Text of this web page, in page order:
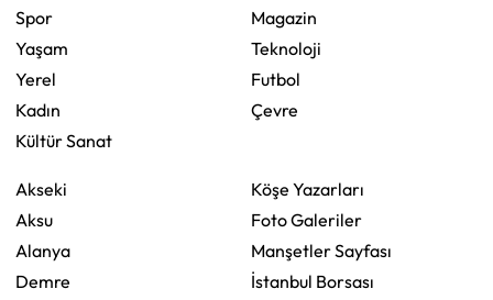
Spor
Yaşam
Yerel
Kadın
Kültür Sanat
Magazin
Teknoloji
Futbol
Çevre
Akseki
Aksu
Alanya
Demre
Köşe Yazarları
Foto Galeriler
Manşetler Sayfası
İstanbul Borsası